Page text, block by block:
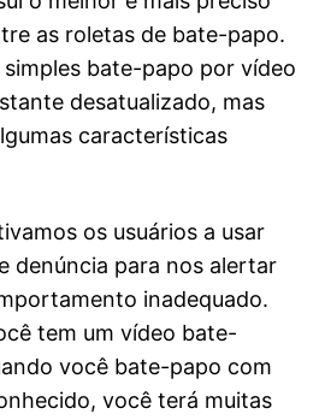
as roletas de bate-papo.
bate-papo por vídeo
desatualizado, mas
características
os usuários a usar
denúncia para nos alertar
inadequado.
tem um vídeo bate-
você bate-papo com
você terá muitas